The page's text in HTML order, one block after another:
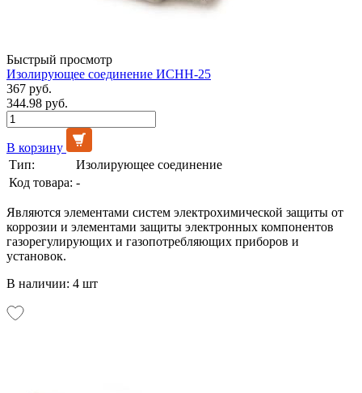
Быстрый просмотр
Изолирующее соединение ИСНН-25
367 руб.
344.98 руб.
В корзину
Тип:
Изолирующее соединение
Код товара: -
Являются элементами систем электрохимической защиты от
коррозии и элементами защиты электронных компонентов
газорегулирующих и газопотребляющих приборов и
установок.
В наличии: 4 шт